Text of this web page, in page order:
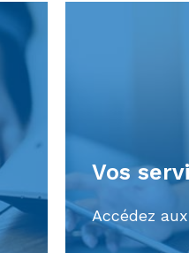
Vos
Accédez